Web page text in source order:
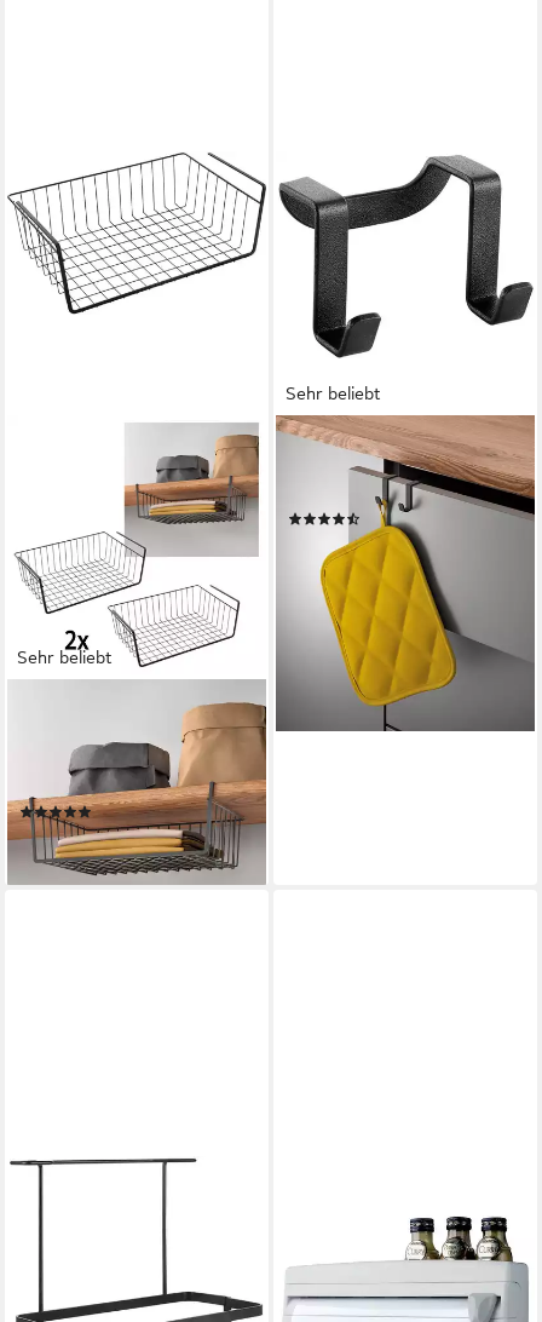
Sehr beliebt
Industrial Look, zum
Einhängen
(95)
21,99 €
lieferbar - in 2-3 Werktagen bei dir
Sehr beliebt
METALTEX
Türhaken Galileo Lava, Türen,
Badezimmer, (Set, 1-St)
(21)
UVP17,99 €
-55%
lieferbar - in 4-5 Werktagen bei dir